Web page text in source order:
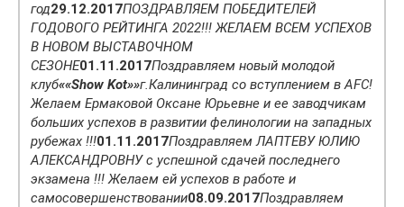
год29.12.2017ПОЗДРАВЛЯЕМ ПОБЕДИТЕЛЕЙ
ГОДОВОГО РЕЙТИНГА 2022!!! ЖЕЛАЕМ ВСЕМ УСПЕХОВ
В НОВОМ ВЫСТАВОЧНОМ
СЕЗОНЕ01.11.2017Поздравляем новый молодой
клуб««Show Kot»»г.Калининград со вступлением в AFC!
Желаем Ермаковой Оксане Юрьевне и ее заводчикам
больших успехов в развитии фелинологии на западных
рубежах !!!01.11.2017Поздравляем ЛАПТЕВУ ЮЛИЮ
АЛЕКСАНДРОВНУ с успешной сдачей последнего
экзамена !!! Желаем ей успехов в работе и
самосовершенствовании08.09.2017Поздравляем